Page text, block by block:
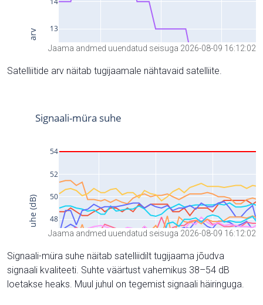
Jaama andmed uuendatud seisuga 2026-08-09 16:12:02
Satelliitide arv näitab tugijaamale nähtavaid satelliite.
Jaama andmed uuendatud seisuga 2026-08-09 16:12:02
Signaali-müra suhe näitab satelliidilt tugijaama jõudva
signaali kvaliteeti. Suhte väärtust vahemikus 38–54 dB
loetakse heaks. Muul juhul on tegemist signaali häiringuga.